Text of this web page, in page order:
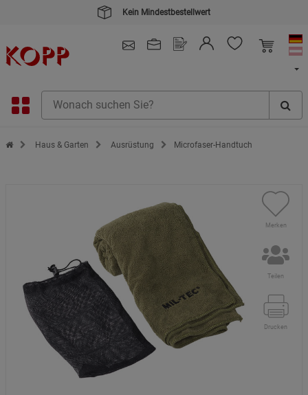
Kein Mindestbestellwert
Zur Startseite des Kopp Verlag Online-Shop
Haus & Garten Ausrüstung Microfaser-Handtuch
Merken
Teilen
Drucken